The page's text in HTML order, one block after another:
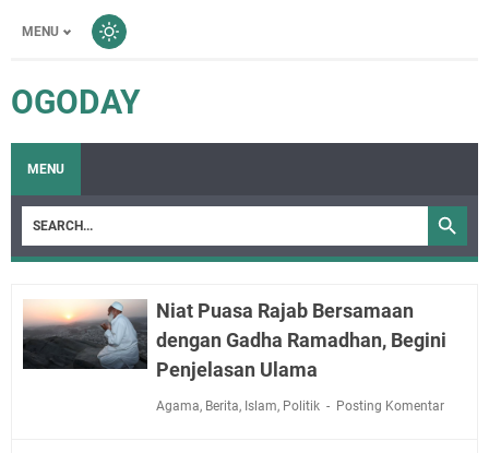
MENU
OGODAY
MENU
Niat Puasa Rajab Bersamaan
dengan Gadha Ramadhan, Begini
Penjelasan Ulama
Agama, Berita, Islam, Politik Posting Komentar